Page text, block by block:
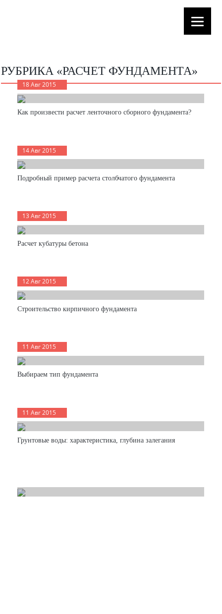
РУБРИКА «РАСЧЕТ ФУНДАМЕНТА»
18 Авг 2015
Как произвести расчет ленточного сборного фундамента?
14 Авг 2015
Подробный пример расчета столбчатого фундамента
13 Авг 2015
Расчет кубатуры бетона
12 Авг 2015
Строительство кирпичного фундамента
11 Авг 2015
Выбираем тип фундамента
11 Авг 2015
Грунтовые воды: характеристика, глубина залегания